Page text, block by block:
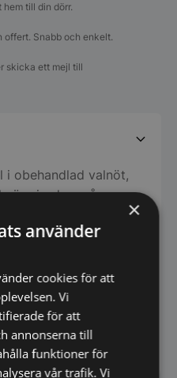
till din dörr.
offert. Snabb och enkelt.
skicka ett mejl till
i obehandlad valnöt,
är gjord av våra
toppkvalité. Skapar
och ger bättre
är 300 x 120 cm.
med 5 st av
Producerad i
trä och återanvänt
×
använder
cookies för att
Vi
för att
annonserna till
funktioner för
vår trafik. Vi